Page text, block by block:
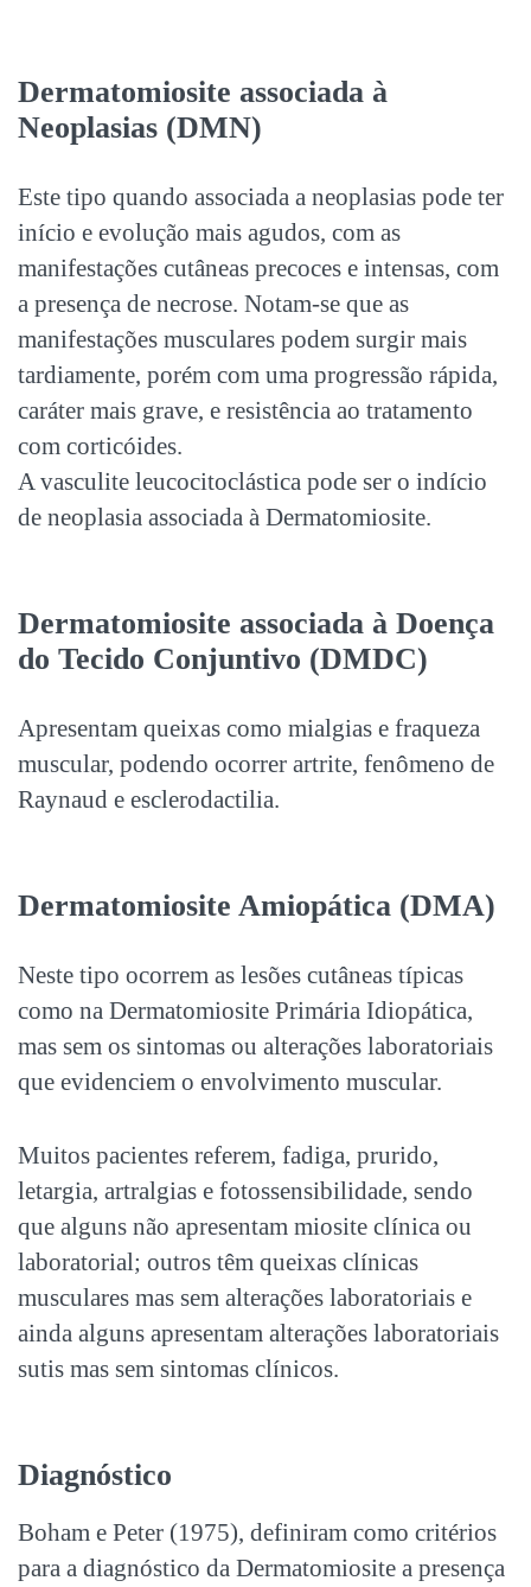
Dermatomiosite associada à
Neoplasias (DMN)
Este tipo quando associada a neoplasias pode ter
início e evolução mais agudos, com as
manifestações cutâneas precoces e intensas, com
a presença de necrose. Notam-se que as
manifestações musculares podem surgir mais
tardiamente, porém com uma progressão rápida,
caráter mais grave, e resistência ao tratamento
com corticóides.
A vasculite leucocitoclástica pode ser o indício
de neoplasia associada à Dermatomiosite.
Dermatomiosite associada à Doença
do Tecido Conjuntivo (DMDC)
Apresentam queixas como mialgias e fraqueza
muscular, podendo ocorrer artrite, fenômeno de
Raynaud e esclerodactilia.
Dermatomiosite Amiopática (DMA)
Neste tipo ocorrem as lesões cutâneas típicas
como na Dermatomiosite Primária Idiopática,
mas sem os sintomas ou alterações laboratoriais
que evidenciem o envolvimento muscular.
Muitos pacientes referem, fadiga, prurido,
letargia, artralgias e fotossensibilidade, sendo
que alguns não apresentam miosite clínica ou
laboratorial; outros têm queixas clínicas
musculares mas sem alterações laboratoriais e
ainda alguns apresentam alterações laboratoriais
sutis mas sem sintomas clínicos.
Diagnóstico
Boham e Peter (1975), definiram como critérios
para a diagnóstico da Dermatomiosite a presença